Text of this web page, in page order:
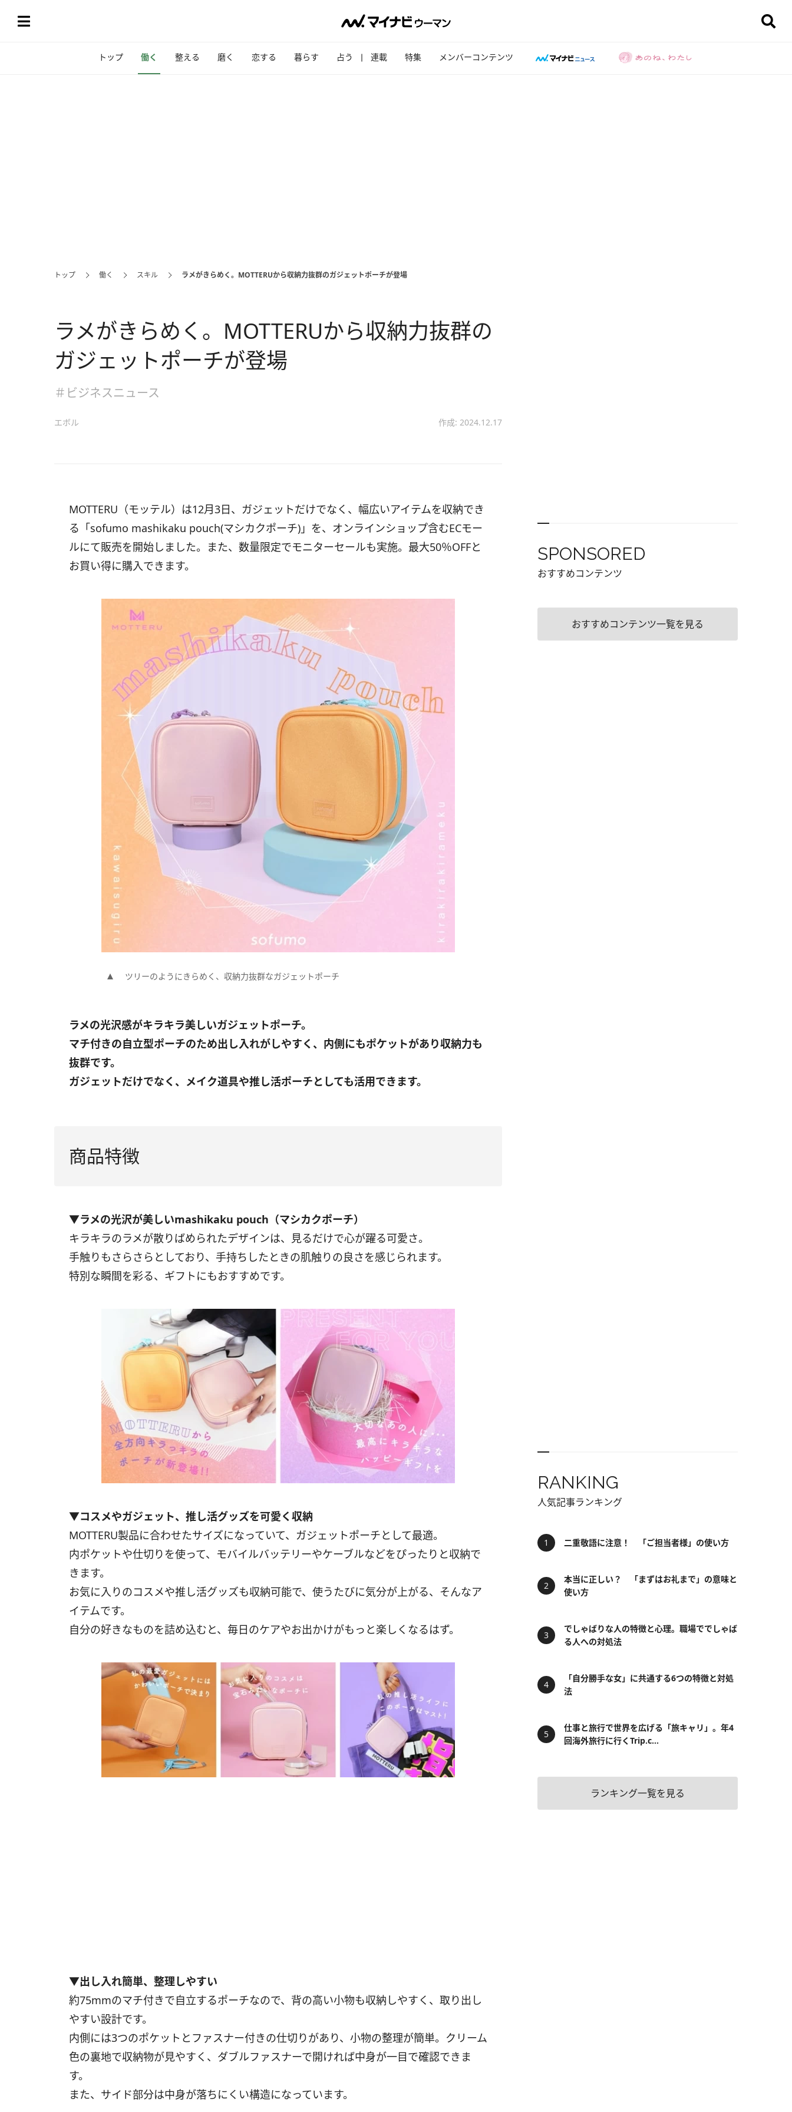
トップ 働く 整える 磨く 恋する 暮らす 占う 連載 特集 メンバーコンテンツ
トップ 働く スキル ラメがきらめく。MOTTERUから収納力抜群のガジェットポーチが登場
ラメがきらめく。MOTTERUから収納力抜群の
ガジェットポーチが登場
＃ビジネスニュース
エボル 作成: 2024.12.17
MOTTERU（モッテル）は12月3日、ガジェットだけでなく、幅広いアイテムを収納でき
る「sofumo mashikaku pouch(マシカクポーチ)」を、オンラインショップ含むECモー
ルにて販売を開始しました。また、数量限定でモニターセールも実施。最大50％OFFと
お買い得に購入できます。
ツリーのようにきらめく、収納力抜群なガジェットポーチ
ラメの光沢感がキラキラ美しいガジェットポーチ。
マチ付きの自立型ポーチのため出し入れがしやすく、内側にもポケットがあり収納力も
抜群です。
ガジェットだけでなく、メイク道具や推し活ポーチとしても活用できます。
商品特徴
▼ラメの光沢が美しいmashikaku pouch（マシカクポーチ）
キラキラのラメが散りばめられたデザインは、見るだけで心が躍る可愛さ。
手触りもさらさらとしており、手持ちしたときの肌触りの良さを感じられます。
特別な瞬間を彩る、ギフトにもおすすめです。
▼コスメやガジェット、推し活グッズを可愛く収納
MOTTERU製品に合わせたサイズになっていて、ガジェットポーチとして最適。
内ポケットや仕切りを使って、モバイルバッテリーやケーブルなどをぴったりと収納で
きます。
お気に入りのコスメや推し活グッズも収納可能で、使うたびに気分が上がる、そんなア
イテムです。
自分の好きなものを詰め込むと、毎日のケアやお出かけがもっと楽しくなるはず。
▼出し入れ簡単、整理しやすい
約75mmのマチ付きで自立するポーチなので、背の高い小物も収納しやすく、取り出し
やすい設計です。
内側には3つのポケットとファスナー付きの仕切りがあり、小物の整理が簡単。クリーム
色の裏地で収納物が見やすく、ダブルファスナーで開ければ中身が一目で確認できま
す。
また、サイド部分は中身が落ちにくい構造になっています。
SPONSORED
おすすめコンテンツ
おすすめコンテンツ一覧を見る
RANKING
人気記事ランキング
二重敬語に注意！ 「ご担当者様」の使い方
本当に正しい？ 「まずはお礼まで」の意味と
使い方
でしゃばりな人の特徴と心理。職場ででしゃば
る人への対処法
「自分勝手な女」に共通する6つの特徴と対処
法
仕事と旅行で世界を広げる「旅キャリ」。年4
回海外旅行に行くTrip.c...
ランキング一覧を見る